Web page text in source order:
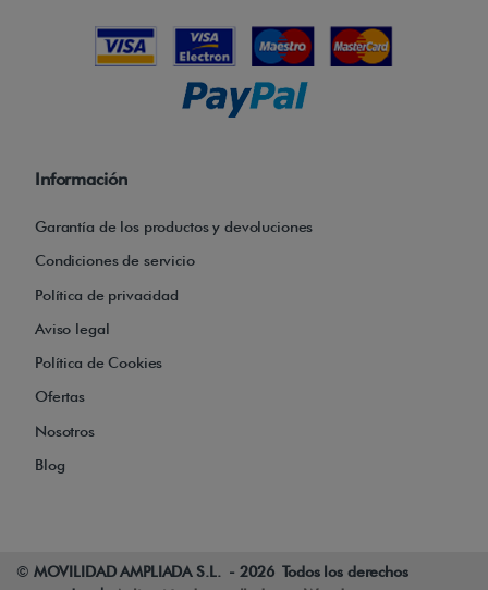
Información
Garantía de los productos y devoluciones
Condiciones de servicio
Política de privacidad
Aviso legal
Política de Cookies
Ofertas
Nosotros
Blog
© MOVILIDAD AMPLIADA S.L. - 2026 Todos los derechos